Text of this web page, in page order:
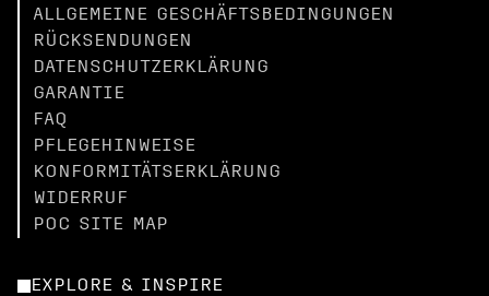
ALLGEMEINE GESCHÄFTSBEDINGUNGEN
RÜCKSENDUNGEN
DATENSCHUTZERKLÄRUNG
GARANTIE
FAQ
PFLEGEHINWEISE
KONFORMITÄTSERKLÄRUNG
WIDERRUF
POC SITE MAP
EXPLORE & INSPIRE